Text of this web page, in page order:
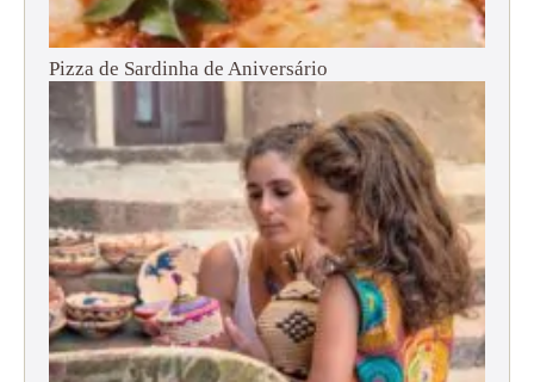
Pizza de Sardinha de Aniversário